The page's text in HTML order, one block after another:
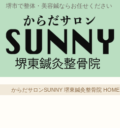
堺市で整体・美容鍼ならお任せください
からだサロンSUNNY 堺東鍼灸整骨院 HOME